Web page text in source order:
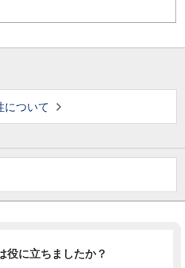
について
役に立ちましたか？